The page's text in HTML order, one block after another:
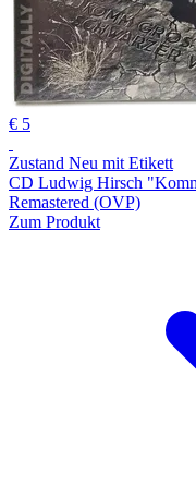
€ 5
Zustand Neu mit Etikett
CD Ludwig Hirsch
Remastered (OVP)
Zum Produkt